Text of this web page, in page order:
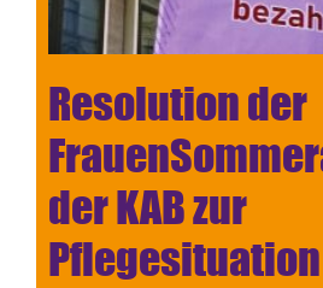
Resolution der
der KAB zur
Pflegesituation